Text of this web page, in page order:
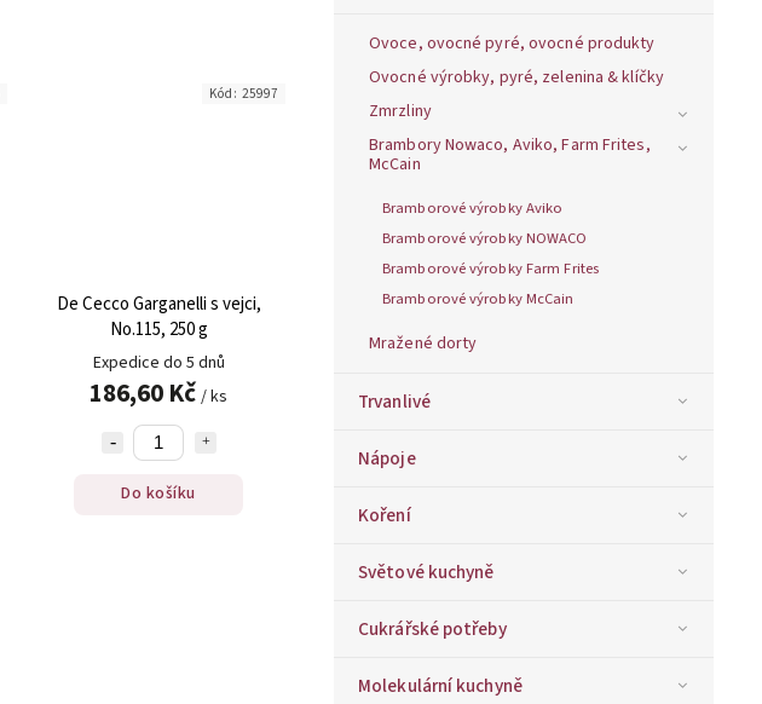
Ovoce, ovocné pyré, ovocné produkty
Ovocné výrobky, pyré, zelenina & klíčky
Zmrzliny
Brambory Nowaco, Aviko, Farm Frites,
McCain
Bramborové výrobky Aviko
Bramborové výrobky NOWACO
Bramborové výrobky Farm Frites
Bramborové výrobky McCain
Mražené dorty
Trvanlivé
Nápoje
Koření
Světové kuchyně
Cukrářské potřeby
Molekulární kuchyně
De Cecco Garganelli s vejci,
No.115, 250 g
Expedice do 5 dnů
186,60 Kč / ks
Do košíku
Kód: 25997